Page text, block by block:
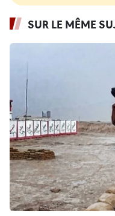
SUR LE MÊME